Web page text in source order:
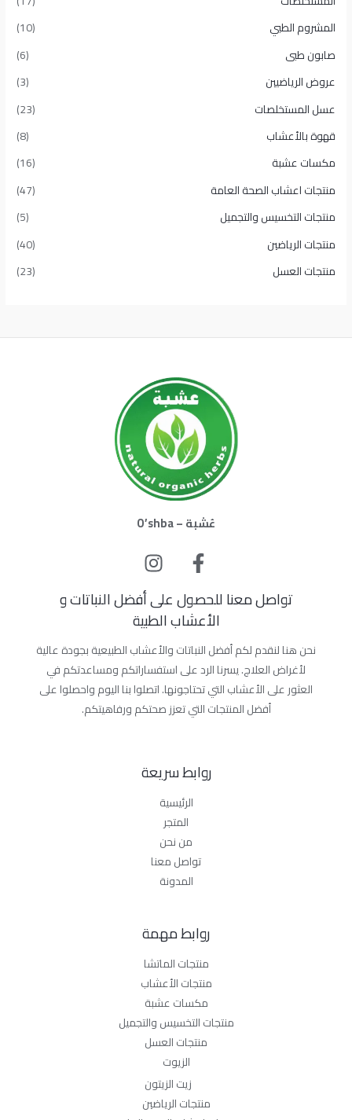
المشروم الطبي
(10)
صابون طبى
(6)
عروض الرياضيين
(3)
عسل المستخلصات
(23)
قهوة بالأعشاب
(8)
مكسات عشبة
(16)
منتجات اعشاب الصحة العامة
(47)
منتجات التخسيس والتجميل
(5)
منتجات الرياضين
(40)
منتجات العسل
(23)
عُشبة – O’shba
تواصل معنا للحصول على أفضل النباتات و
الأعشاب الطبية
نحن هنا لنقدم لكم أفضل النباتات والأعشاب الطبيعية بجودة عالية
لأغراض العلاج. يسرنا الرد على استفساراتكم ومساعدتكم في
العثور على الأعشاب التي تحتاجونها. اتصلوا بنا اليوم واحصلوا على
أفضل المنتجات التي تعزز صحتكم ورفاهيتكم.
روابط سريعة
الرئيسية
المتجر
من نحن
تواصل معنا
المدونة
روابط مهمة
منتجات الماتشا
منتجات الأعشاب
مكسات عشبة
منتجات التخسيس والتجميل
منتجات العسل
الزيوت
زيت الزيتون
منتجات الرياضين